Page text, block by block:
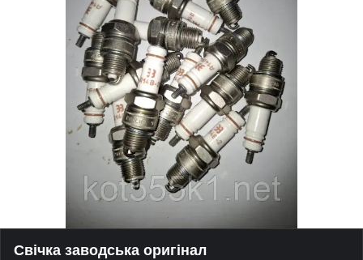
Свічка заводська оригінал